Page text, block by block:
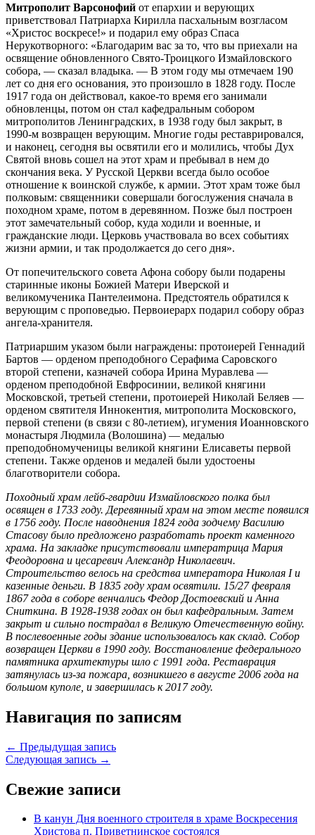
Митрополит Варсонофий от епархии и верующих
приветствовал Патриарха Кирилла пасхальным возгласом
«Христос воскресе!» и подарил ему образ Спаса
Нерукотворного: «Благодарим вас за то, что вы приехали на
освящение обновленного Свято-Троицкого Измайловского
собора, — сказал владыка. — В этом году мы отмечаем 190
лет со дня его основания, это произошло в 1828 году. После
1917 года он действовал, какое-то время его занимали
обновленцы, потом он стал кафедральным собором
митрополитов Ленинградских, в 1938 году был закрыт, в
1990-м возвращен верующим. Многие годы реставрировался,
и наконец, сегодня вы освятили его и молились, чтобы Дух
Святой вновь сошел на этот храм и пребывал в нем до
скончания века. У Русской Церкви всегда было особое
отношение к воинской службе, к армии. Этот храм тоже был
полковым: священники совершали богослужения сначала в
походном храме, потом в деревянном. Позже был построен
этот замечательный собор, куда ходили и военные, и
гражданские люди. Церковь участвовала во всех событиях
жизни армии, и так продолжается до сего дня».
От попечительского совета Афона собору были подарены
старинные иконы Божией Матери Иверской и
великомученика Пантелеимона. Предстоятель обратился к
верующим с проповедью. Первоиерарх подарил собору образ
ангела-хранителя.
Патриаршим указом были награждены: протоиерей Геннадий
Бартов — орденом преподобного Серафима Саровского
второй степени, казначей собора Ирина Муравлева —
орденом преподобной Евфросинии, великой княгини
Московской, третьей степени, протоиерей Николай Беляев —
орденом святителя Иннокентия, митрополита Московского,
первой степени (в связи с 80-летием), игумения Иоанновского
монастыря Людмила (Волошина) — медалью
преподобномученицы великой княгини Елисаветы первой
степени. Также орденов и медалей были удостоены
благотворители собора.
Походный храм лейб-гвардии Измайловского полка был
освящен в 1733 году. Деревянный храм на этом месте появился
в 1756 году. После наводнения 1824 года зодчему Василию
Стасову было предложено разработать проект каменного
храма. На закладке присутствовали императрица Мария
Феодоровна и цесаревич Александр Николаевич.
Строительство велось на средства императора Николая I и
казенные деньги. В 1835 году храм освятили. 15/27 февраля
1867 года в соборе венчались Федор Достоевский и Анна
Сниткина. В 1928-1938 годах он был кафедральным. Затем
закрыт и сильно пострадал в Великую Отечественную войну.
В послевоенные годы здание использовалось как склад. Собор
возвращен Церкви в 1990 году. Восстановление федерального
памятника архитектуры шло с 1991 года. Реставрация
затянулась из-за пожара, возникшего в августе 2006 года на
большом куполе, и завершилась к 2017 году.
Навигация по записям
← Предыдущая запись
Следующая запись →
Свежие записи
В канун Дня военного строителя в храме Воскресения
Христова п. Приветнинское состоялся